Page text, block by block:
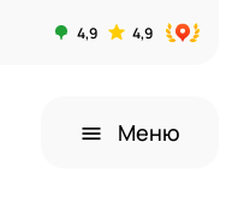
4,9 4,9
menu Меню